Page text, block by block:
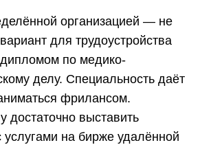
организацией — не
для трудоустройства
по медико-
делу. Специальность даёт
фрилансом.
достаточно выставить
на бирже удалённой